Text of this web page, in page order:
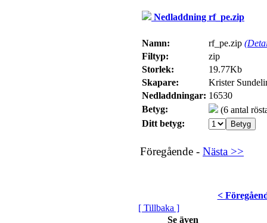
Nedladdning rf_pe.zip
Namn: rf_pe.zip
Filtyp:
zip
Storlek:
19.77Kb
Skapare:
Krister
Nedladdningar: 16530
Betyg:
(6 antal
Ditt betyg:
Föregående - Nästa >>
<
[ Tillbaka ]
Se även